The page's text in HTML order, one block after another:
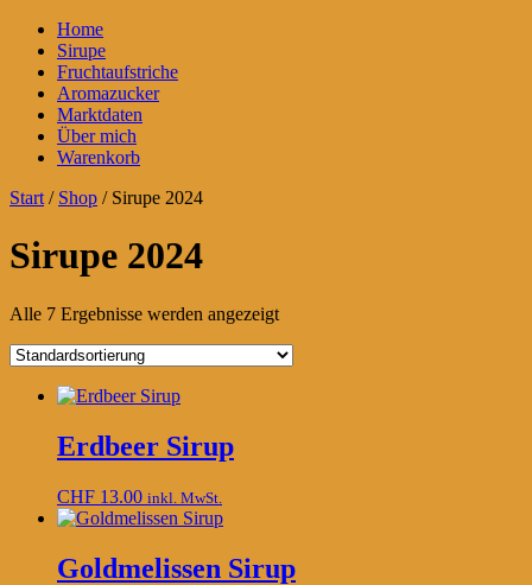
Home
Sirupe
Fruchtaufstriche
Aromazucker
Marktdaten
Über mich
Warenkorb
Start / Shop / Sirupe 2024
Sirupe 2024
Alle 7 Ergebnisse werden angezeigt
Erdbeer Sirup
CHF 13.00 inkl. MwSt.
Goldmelissen Sirup